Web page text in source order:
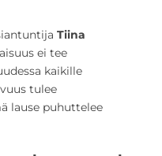
Tiina
ei tee
kaikille
tulee
lause puhuttelee